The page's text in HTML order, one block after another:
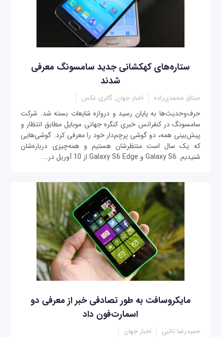
ستاره‌های کهکشانی جدید سامسونگ معرفی
شدند
میثاق محمدی‌زاده اخبار جهان, گالری عکس
حرف‌وحدیث‌ها به پایان رسید و دروازه شایعات بسته شد. شرکت
سامسونگ در کنفرانس خبری کنگره جهانی موبایل مطابق انتظار و
پیش‌بینی همه، دو گوشی پرچم‌دار خود را معرفی کرد. گوشی‌هایی
که یک سال است منتظرشان هستیم و همه‌چیزی درباره‌شان
شنیدیم. Galaxy S6 و Galaxy S6 Edge از 10 آوریل در...
مایکروسافت به طور تصادفی خبر از معرفی دو
اسمارت‌فون داد
حمیدرضا تائبی اخبار جهان